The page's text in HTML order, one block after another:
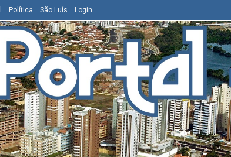
Política São Luís Login